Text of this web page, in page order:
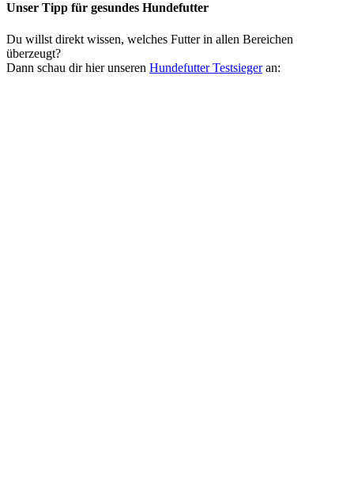
Unser Tipp für gesundes Hundefutter
Du willst direkt wissen, welches Futter in allen Bereichen
überzeugt?
Dann schau dir hier unseren Hundefutter Testsiegeran: